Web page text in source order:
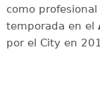
como
temporada en el
por el City en